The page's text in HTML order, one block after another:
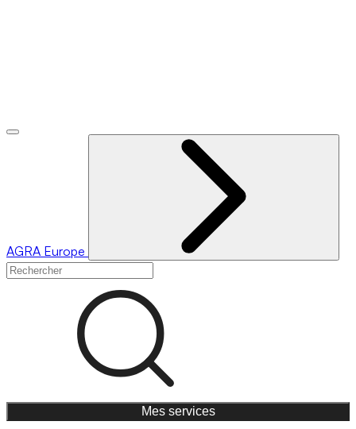
AGRA Europe
Mes services